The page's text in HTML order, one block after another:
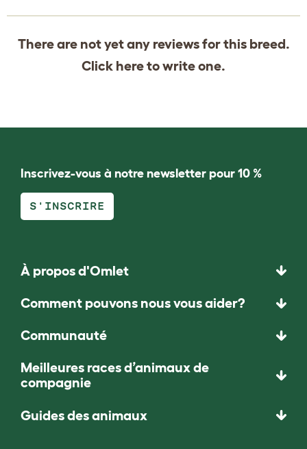
There are not yet any reviews for this breed.
Click hereto write one.
Inscrivez-vous à notre newsletter pour 10 %
S'INSCRIRE
À propos d'Omlet
Comment pouvons nous vous aider?
Communauté
Meilleures races d’animaux de
compagnie
Guides des animaux